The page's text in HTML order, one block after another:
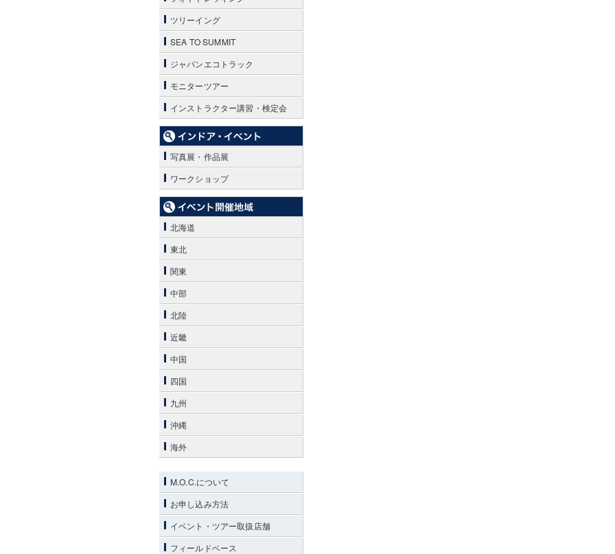
ツリーイング
SEA TO SUMMIT
ジャパンエコトラック
モニターツアー
インストラクター講習・検定会
写真展・作品展
ワークショップ
北海道
東北
関東
中部
北陸
近畿
中国
四国
九州
沖縄
海外
M.O.C.について
お申し込み方法
イベント・ツアー取扱店舗
フィールドベース